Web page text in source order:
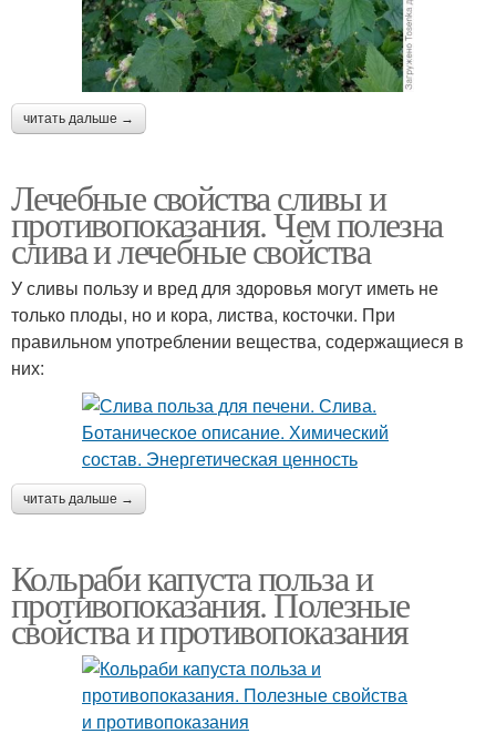
читать дальше →
Лечебные свойства сливы и
противопоказания. Чем полезна
слива и лечебные свойства
У сливы пользу и вред для здоровья могут иметь не
только плоды, но и кора, листва, косточки. При
правильном употреблении вещества, содержащиеся в
них:
читать дальше →
Кольраби капуста польза и
противопоказания. Полезные
свойства и противопоказания